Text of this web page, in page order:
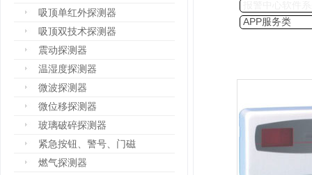
吸顶单红外探测器
吸顶双技术探测器
震动探测器
温湿度探测器
微波探测器
微位移探测器
玻璃破碎探测器
紧急按钮、警号、门磁
燃气探测器
APP服务类